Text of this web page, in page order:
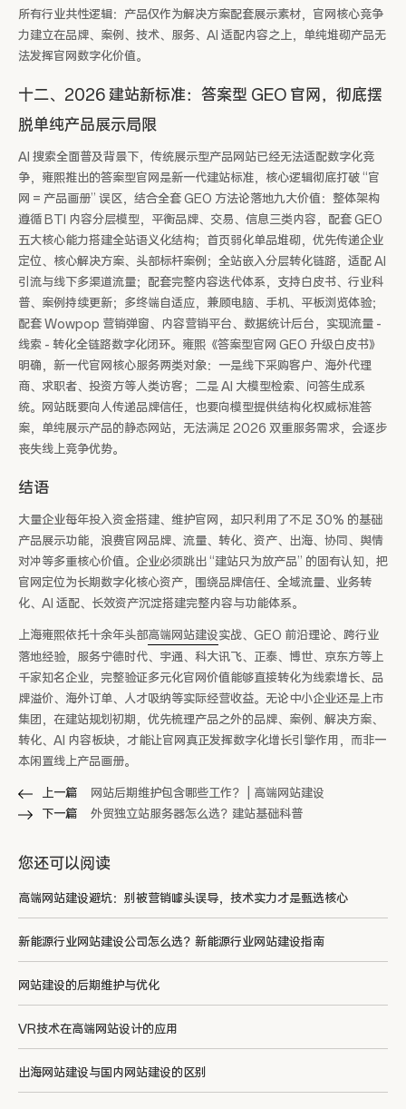
所有行业共性逻辑：产品仅作为解决方案配套展示素材，官网核心竞争
力建立在品牌、案例、技术、服务、AI 适配内容之上，单纯堆砌产品无
法发挥官网数字化价值。
十二、2026 建站新标准：答案型 GEO 官网，彻底摆
脱单纯产品展示局限
AI 搜索全面普及背景下，传统展示型产品网站已经无法适配数字化竞
争，雍熙推出的答案型官网是新一代建站标准，核心逻辑彻底打破 “官
网 = 产品画册” 误区，结合全套 GEO 方法论落地九大价值：整体架构
遵循 BTI 内容分层模型，平衡品牌、交易、信息三类内容，配套 GEO
五大核心能力搭建全站语义化结构；首页弱化单品堆砌，优先传递企业
定位、核心解决方案、头部标杆案例；全站嵌入分层转化链路，适配 AI
引流与线下多渠道流量；配套完整内容迭代体系，支持白皮书、行业科
普、案例持续更新；多终端自适应，兼顾电脑、手机、平板浏览体验；
配套 Wowpop 营销弹窗、内容营销平台、数据统计后台，实现流量 -
线索 - 转化全链路数字化闭环。雍熙《答案型官网 GEO 升级白皮书》
明确，新一代官网核心服务两类对象：一是线下采购客户、海外代理
商、求职者、投资方等人类访客；二是 AI 大模型检索、问答生成系
统。网站既要向人传递品牌信任，也要向模型提供结构化权威标准答
案，单纯展示产品的静态网站，无法满足 2026 双重服务需求，会逐步
丧失线上竞争优势。
结语
大量企业每年投入资金搭建、维护官网，却只利用了不足 30% 的基础
产品展示功能，浪费官网品牌、流量、转化、资产、出海、协同、舆情
对冲等多重核心价值。企业必须跳出 “建站只为放产品” 的固有认知，把
官网定位为长期数字化核心资产，围绕品牌信任、全域流量、业务转
化、AI 适配、长效资产沉淀搭建完整内容与功能体系。
上海雍熙依托十余年头部高端网站建设实战、GEO 前沿理论、跨行业
落地经验，服务宁德时代、宇通、科大讯飞、正泰、博世、京东方等上
千家知名企业，完整验证多元化官网价值能够直接转化为线索增长、品
牌溢价、海外订单、人才吸纳等实际经营收益。无论中小企业还是上市
集团，在建站规划初期，优先梳理产品之外的品牌、案例、解决方案、
转化、AI 内容板块，才能让官网真正发挥数字化增长引擎作用，而非一
本闲置线上产品画册。
上一篇
网站后期维护包含哪些工作？ | 高端网站建设
下一篇
外贸独立站服务器怎么选？建站基础科普
您还可以阅读
高端网站建设避坑：别被营销噱头误导，技术实力才是甄选核心
新能源行业网站建设公司怎么选？新能源行业网站建设指南
网站建设的后期维护与优化
VR技术在高端网站设计的应用
出海网站建设与国内网站建设的区别